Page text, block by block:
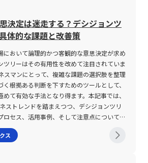
市場の動向を捉える上で有用である。 こ
などの外国為替市場において、取引環境の評
大きな影響を与える。 ボラティリテ
する反面、リスクも極めて大きくなる。 一
が低い状況は取引の安定性を示すが、利益獲
い。 まず、高いボラティリティの下では、
が急激に増加する傾向があり、これにより予
生する可能性がある。 特に、経済指標の発
直後は、出来高の急増に伴い値動きが激し
例えば、米ドル/円やユーロ/米ドルなどの
的安定した動きが見られる一方、南アフリカ
リラ（TRY）のようなマイナー通貨は急激
に関する各種情報を統括的に管理し、業務
統合型ソリューションです。従来は紙媒体
ていた人事業務を、システム上で一元管理
新の迅速化や正確性の向上を実現します。
うな機能が含まれます。・採用管理機能：応
状況、面接結果等を効率的に管理し、採用プ
します。・人事評価管理機能：各期ごとの目
からのフィードバックを体系的に集積し、人
されます。・タレントマネジメント機能：
内表彰など、個々のキャリアデータを管理
や組織改革の基盤とします。・勤怠・給与管
給休暇の管理、残業時間の集計、さらには各
化し、担当者の負担を軽減します。また、
決定は迷走する？デシジョンツ
体的な課題と改善策
において論理的かつ客観的な意思決定が求め
ツリーはその有用性を改めて注目されていま
スマンにとって、複雑な課題の選択肢を整理
く根拠ある判断を下すためのツールとして、
て有効な手法となり得ます。本記事では、
ストレンドを踏まえつつ、デシジョンツリ
ロセス、活用事例、そして注意点について詳
や業務改善活動において実践的な知識と技術
としています。 デシジョンツリーとは、目
ス